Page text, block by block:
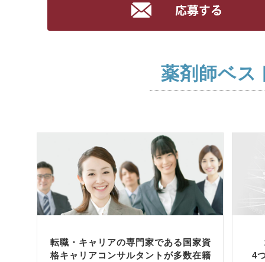
薬剤師ベス
転職・キャリアの専門家である国家資
格キャリアコンサルタントが多数在籍
4